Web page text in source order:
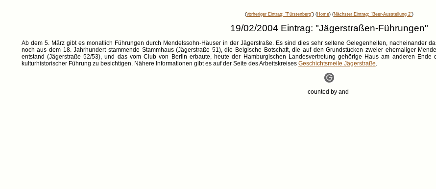
(Vorheriger Eintrag: "Fürstenberg") (Home) (Nächster Eintrag: "Beer-Ausstellung 2")
19/02/2004 Eintrag: "Jägerstraßen-Führungen"
Ab dem 5. März gibt es monatlich Führungen durch Mendelssohn-Häuser in der Jägerstraße. Es sind dies sehr seltene Gelegenheiten, nacheinander
noch aus dem 18. Jahrhundert stammende Stammhaus (Jägerstraße 51), die Belgische Botschaft, die auf den Grundstücken zweier ehemaliger
entstand (Jägerstraße 52/53), und das vom Club von Berlin erbaute, heute der Hamburgischen Landesvertretung gehörige Haus am anderen
kulturhistorischer Führung zu besichtigen. Nähere Informationen gibt es auf der Seite des Arbeitskreises Geschichtsmeile Jägerstraße.
counted by and